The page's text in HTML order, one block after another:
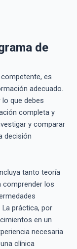
de
es
adecuado.
que debes
completa y
y comparar
decisión
tanto teoría
comprender los
práctica, por
en un
necesaria
clínica